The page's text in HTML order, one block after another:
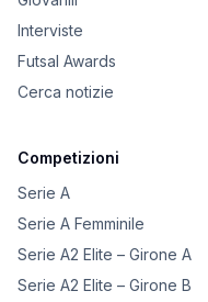
Interviste
Futsal Awards
Cerca notizie
Competizioni
Serie A
Serie A Femminile
Serie A2 Elite – Girone A
Serie A2 Elite – Girone B